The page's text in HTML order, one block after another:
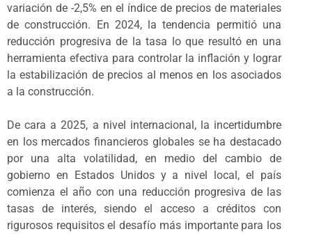
variación de -2,5% en el índice de precios de materiales
de construcción. En 2024, la tendencia permitió una
reducción progresiva de la tasa lo que resultó en una
herramienta efectiva para controlar la inflación y lograr
la estabilización de precios al menos en los asociados
a la construcción.
De cara a 2025, a nivel internacional, la incertidumbre
en los mercados financieros globales se ha destacado
por una alta volatilidad, en medio del cambio de
gobierno en Estados Unidos y a nivel local, el país
comienza el año con una reducción progresiva de las
tasas de interés, siendo el acceso a créditos con
rigurosos requisitos el desafío más importante para los